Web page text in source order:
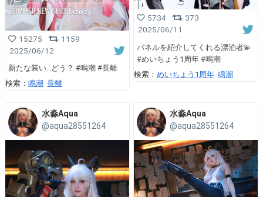
15275
1159
2025/06/12
新たな装い…どう？ #鳴潮 #長離
検索： 鳴潮 長離
5734
373
2025/06/11
パネルを紹介してくれる漂泊者💫
#めいちょう1周年 #鳴潮
検索： めいちょう1周年 鳴潮
水淼Aqua
@aqua28551264
水淼Aqua
@aqua28551264